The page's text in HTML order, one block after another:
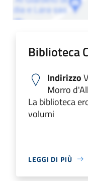
Biblioteca
Indirizzo
Morro
La biblioteca
volumi
LEGGI DI PIÙ